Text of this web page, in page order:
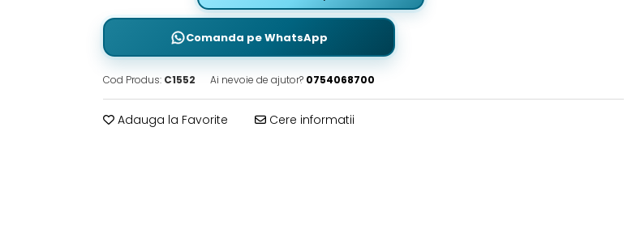
Comanda pe WhatsApp
Cod Produs: C1552 Ai nevoie de ajutor? 0754068700
Adauga la Favorite Cere informatii